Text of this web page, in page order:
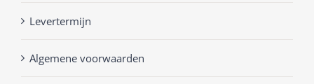
Levertermijn
Algemene voorwaarden